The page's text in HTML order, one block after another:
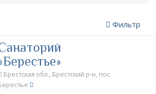
Фильтр
Брестская обл., Брестский р-н, пос.